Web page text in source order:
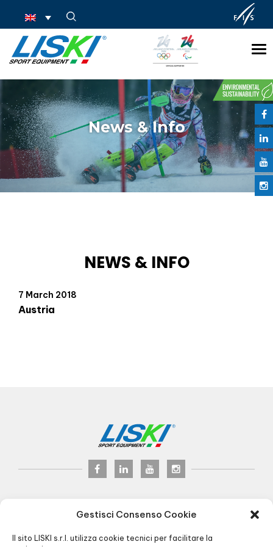
Gestisci Consenso Cookie
Il sito LISKI s.r.l. utilizza cookie tecnici per facilitare la
News & Info
NEWS & INFO
7 March 2018
Austria
© 2017LISKI s.r.l.
Via Veneto, 8 - 24041 Brembate (BG) Italy
Pec: liski@pec.it - Fax +39 035 2283818